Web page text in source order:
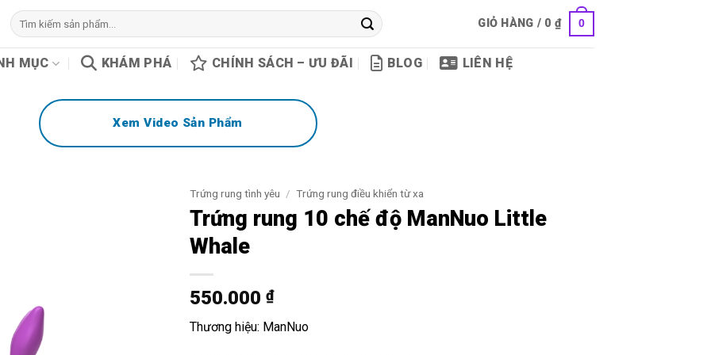
Tìm
kiếm:
GIỎ HÀNG / 0₫ 0
MỤC KHÁM PHÁ CHÍNH SÁCH – ƯU ĐÃI BLOG LIÊN HỆ
Xem Video Sản Phẩm
Trứng rung tình yêu / Trứng rung điều khiển từ xa
Trứng rung 10 chế độ ManNuo Little
Whale
550.000 ₫
Thương hiệu: ManNuo